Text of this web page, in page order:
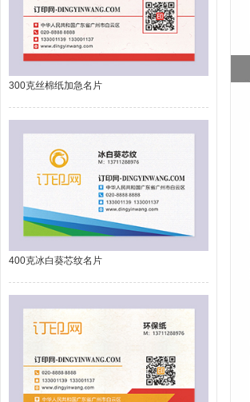
300克丝棉纸加急名片
400克冰白葵芯纹名片